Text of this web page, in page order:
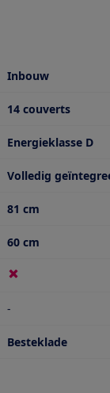
Inbouw
14 couverts
Energieklasse D
Volledig
81 cm
60 cm
-
Besteklade